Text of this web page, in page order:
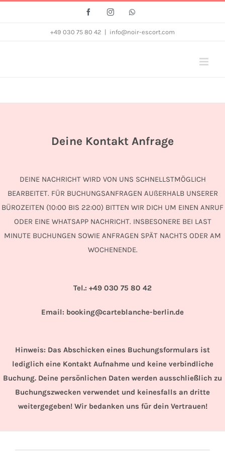
FacebookInstagramWhatsapp
+49 030 75 80 42 info@noir-escort.com
Deine Kontakt Anfrage
DEINE NACHRICHT WIRD VON UNS SCHNELLSTMÖGLICH
BEARBEITET. FÜR BUCHUNGSANFRAGEN AUßERHALB UNSERER
BÜROZEITEN (10:00 BIS 22:00) BITTEN WIR DICH UM EINEN ANRUF
ODER EINE WHATSAPP NACHRICHT. INSBESONERE BEI LAST
MINUTE BUCHUNGEN SOWIE ANFRAGEN SPÄT NACHTS ODER AM
WOCHENENDE.
Tel.: +49 030 75 80 42
Email: booking@carteblanche-berlin.de
Hinweis: Das Abschicken eines Buchungsformulars ist
lediglich eine Kontakt Aufnahme und keine verbindliche
Buchung. Deine persönlichen Daten werden ausschließlich zu
Buchungszwecken verwendet und keinesfalls an dritte
weitergegeben! Wir bedanken uns für dein Vertrauen!